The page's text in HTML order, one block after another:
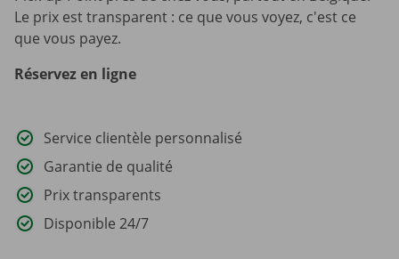
Le prix est transparent : ce que vous voyez, c'est ce
que vous payez.
Réservez en ligne
Service clientèle personnalisé
Garantie de qualité
Prix transparents
Disponible 24/7